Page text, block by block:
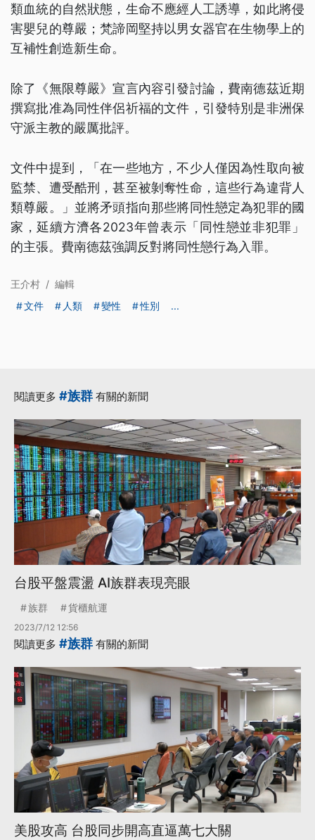
類血統的自然狀態，生命不應經人工誘導，如此將侵
害嬰兒的尊嚴；梵諦岡堅持以男女器官在生物學上的
互補性創造新生命。
除了《無限尊嚴》宣言內容引發討論，費南德茲近期
撰寫批准為同性伴侶祈福的文件，引發特別是非洲保
守派主教的嚴厲批評。
文件中提到，「在一些地方，不少人僅因為性取向被
監禁、遭受酷刑，甚至被剝奪性命，這些行為違背人
類尊嚴。」並將矛頭指向那些將同性戀定為犯罪的國
家，延續方濟各2023年曾表示「同性戀並非犯罪」
的主張。費南德茲強調反對將同性戀行為入罪。
王介村 / 編輯
文件
人類 變性 性別 ...
閱讀更多 #族群 有關的新聞
台股平盤震盪 AI族群表現亮眼
族群 貨櫃航運
2023/7/12 12:56
閱讀更多 #族群 有關的新聞
美股攻高 台股同步開高直逼萬七大關